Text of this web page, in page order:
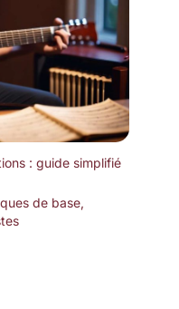
: guide simplifié
de base,